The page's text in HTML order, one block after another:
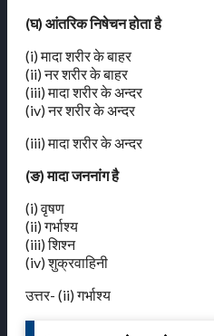
(घ) आंतरिक निषेचन होता है
(i) मादा शरीर के बाहर
(ii) नर शरीर के बाहर
(iii) मादा शरीर के अन्दर
(iv) नर शरीर के अन्दर
(iii) मादा शरीर के अन्दर
(ङ) मादा जननांग है
(i) वृषण
(ii) गर्भाश्य
(iii) शिश्न
(iv) शुक्रवाहिनी
उत्तर- (ii) गर्भाश्य